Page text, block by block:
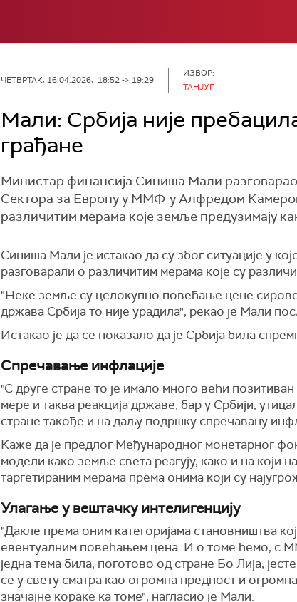
ЧЕТВРТАК, 16.04.2026, 18:52 -> 19:29
ИЗВОР:
ТАНЈУГ
Мали: Србија није
грађане
Министар финансија Синиша Мали
Сектора за Европу у ММФ-у Алфредом
различитим мерама које земље предузимају
Синиша Мали је истакао да су због ситуације у
разговарали о различитим мерама које су
"Неке земље су целокупно повећање цене
држава Србија то није урадила", рекао је Мали
Истакао је да се показало да је Србија била
Спречавање инфлације
"С друге стране то је имало много већи
мере и таква реакција државе, бар у Србији,
стране такође и на даљу подршку спречавану
Каже да је предлог Међународног монетарног
модели како земље света реагују, како и на који
таргетираним мерама према онима који су
Улагање у вештачку интелигенцију
"Дакле према оним категоријама становништва
евентуалним повећањем цена. И о томе ћемо, с
једна тема била, поготово од стране Бо Лија,
се у свету сматра као огромна предност и
значајне кораке ка томе", нагласио је Мали.